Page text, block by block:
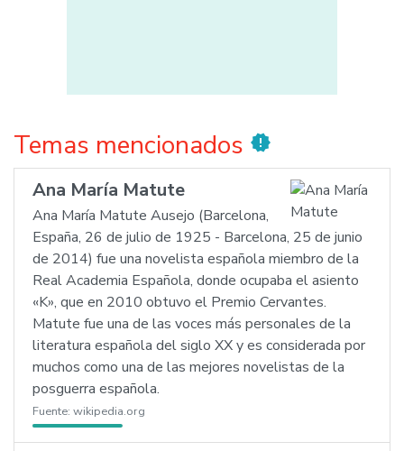
Temas mencionados new_releases
Ana María Matute
Ana María Matute Ausejo (Barcelona,
España, 26 de julio de 1925 - Barcelona, 25 de junio
de 2014) fue una novelista española miembro de la
Real Academia Española, donde ocupaba el asiento
«K», que en 2010 obtuvo el Premio Cervantes.
Matute fue una de las voces más personales de la
literatura española del siglo XX y es considerada por
muchos como una de las mejores novelistas de la
posguerra española.
Fuente: wikipedia.org